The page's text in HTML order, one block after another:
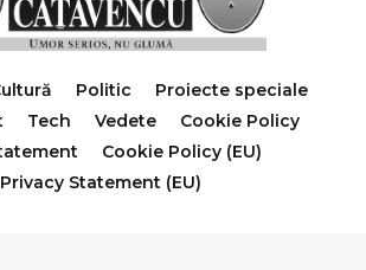
Politic
Proiecte speciale
Tech Vedete
Cookie Policy
Cookie Policy (EU)
Privacy Statement (EU)